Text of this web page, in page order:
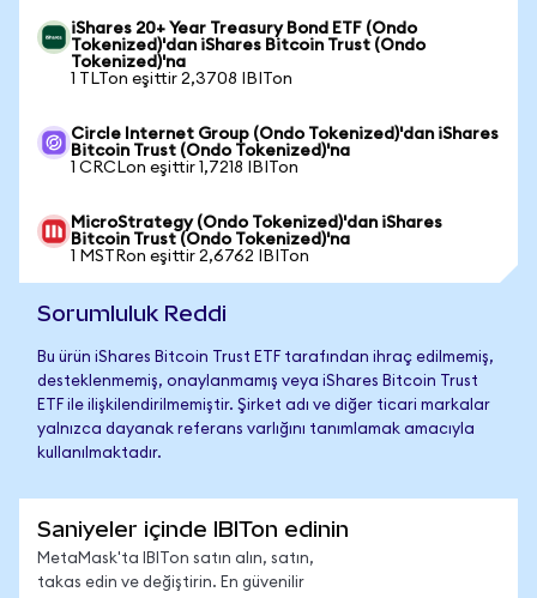
iShares 20+ Year Treasury Bond ETF (Ondo
Tokenized)'dan iShares Bitcoin Trust (Ondo
Tokenized)'na
1 TLTon eşittir 2,3708 IBITon
Circle Internet Group (Ondo Tokenized)'dan iShares
Bitcoin Trust (Ondo Tokenized)'na
1 CRCLon eşittir 1,7218 IBITon
MicroStrategy (Ondo Tokenized)'dan iShares
Bitcoin Trust (Ondo Tokenized)'na
1 MSTRon eşittir 2,6762 IBITon
Sorumluluk Reddi
Bu ürün iShares Bitcoin Trust ETF tarafından ihraç edilmemiş,
desteklenmemiş, onaylanmamış veya iShares Bitcoin Trust
ETF ile ilişkilendirilmemiştir. Şirket adı ve diğer ticari markalar
yalnızca dayanak referans varlığını tanımlamak amacıyla
kullanılmaktadır.
Saniyeler içinde IBITon edinin
MetaMask'ta IBITon satın alın, satın,
takas edin ve değiştirin. En güvenilir